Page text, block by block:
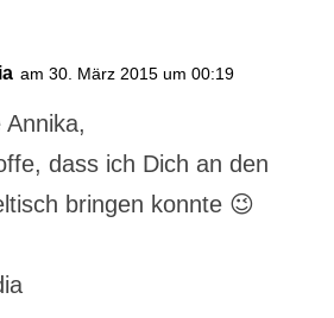
am 30. März 2015 um 00:19
Annika,
dass ich Dich an den
bringen konnte 😉